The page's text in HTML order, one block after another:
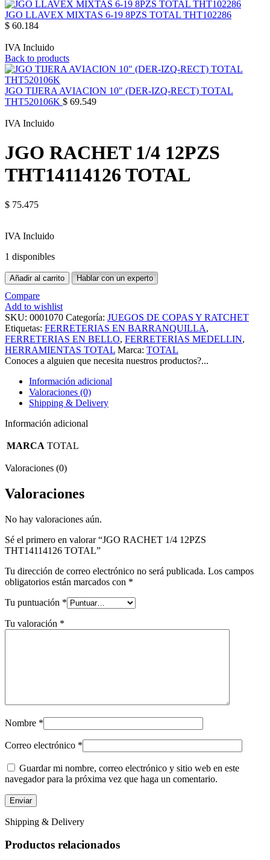
JGO LLAVEX MIXTAS 6-19 8PZS TOTAL THT102286
$ 60.184
IVA Incluido
Back to products
JGO TIJERA AVIACION 10" (DER-IZQ-RECT) TOTAL
THT520106K $ 69.549
IVA Incluido
JGO RACHET 1/4 12PZS
THT14114126 TOTAL
$ 75.475
IVA Incluido
1 disponibles
Añadir al carrito Hablar con un experto
Compare
Add to wishlist
SKU: 0001070 Categoría: JUEGOS DE COPAS Y RATCHET
Etiquetas: FERRETERIAS EN BARRANQUILLA,
FERRETERIAS EN BELLO, FERRETERIAS MEDELLIN,
HERRAMIENTAS TOTAL Marca: TOTAL
Conoces a alguien que necesita nuestros productos?...
Información adicional
Valoraciones (0)
Shipping & Delivery
Información adicional
MARCA TOTAL
Valoraciones (0)
Valoraciones
No hay valoraciones aún.
Sé el primero en valorar “JGO RACHET 1/4 12PZS
THT14114126 TOTAL”
Tu dirección de correo electrónico no será publicada. Los campos
obligatorios están marcados con *
Tu puntuación *
Tu valoración *
Nombre *
Correo electrónico *
Guardar mi nombre, correo electrónico y sitio web en este
navegador para la próxima vez que haga un comentario.
Shipping & Delivery
Productos relacionados